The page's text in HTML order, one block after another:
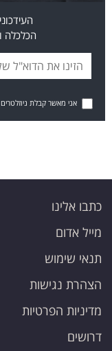
הכלכלה
אני מאשר קבלת ניוזלטרים
כתבו אלינו
מייל אדום
תנאי שימוש
הצהרת נגישות
מדיניות הפרטיות
דרושים